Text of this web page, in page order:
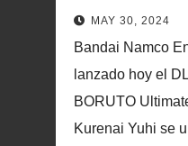
MAY 30, 2024
Bandai Namco
lanzado hoy el
BORUTO
Kurenai Yuhi se